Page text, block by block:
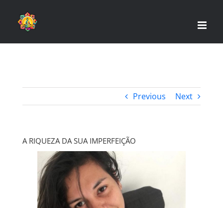
Previous Next
A RIQUEZA DA SUA IMPERFEIÇÃO